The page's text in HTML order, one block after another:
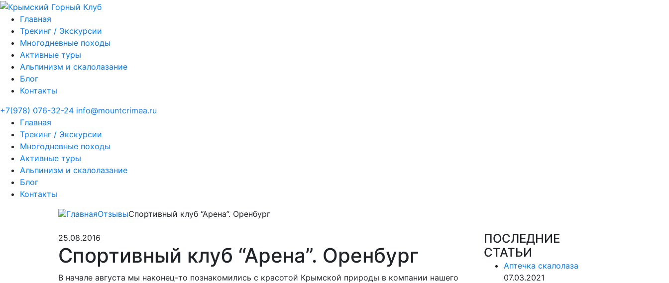
Главная
Трекинг / Экскурсии
Многодневные походы
Активные туры
Альпинизм и скалолазание
Блог
Контакты
+7(978) 076-32-24 info@mountcrimea.ru
Главная
Трекинг / Экскурсии
Многодневные походы
Активные туры
Альпинизм и скалолазание
Блог
Контакты
ГлавнаяОтзывыСпортивный клуб “Арена”. Оренбург
25.08.2016
Спортивный клуб “Арена”. Оренбург
В начале августа мы наконец-то познакомились с красотой Крымской природы в компании нашего
ПОСЛЕДНИЕ
СТАТЬИ
Аптечка скалолаза
07.03.2021